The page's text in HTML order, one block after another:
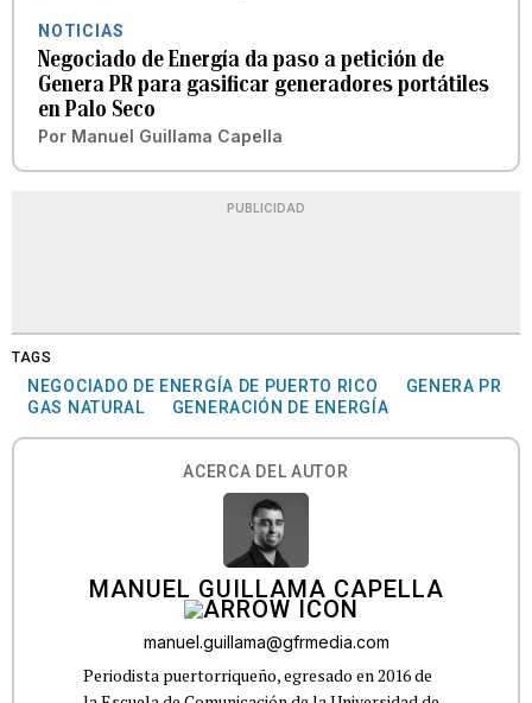
NOTICIAS
Negociado de Energía da paso a petición de
Genera PR para gasificar generadores portátiles
en Palo Seco
Por Manuel Guillama Capella
PUBLICIDAD
TAGS
NEGOCIADO DE ENERGÍA DE PUERTO RICO
GENERA PR
GAS NATURAL
GENERACIÓN DE ENERGÍA
ACERCA DEL AUTOR
MANUEL GUILLAMA CAPELLA
manuel.guillama@gfrmedia.com
Periodista puertorriqueño, egresado en 2016 de